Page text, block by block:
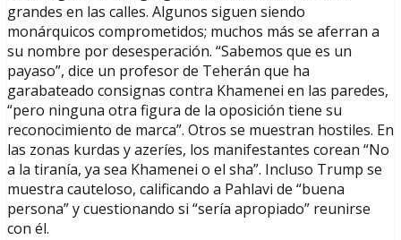
grandes en las calles. Algunos siguen siendo
monárquicos comprometidos; muchos más se aferran a
su nombre por desesperación. “Sabemos que es un
payaso”, dice un profesor de Teherán que ha
garabateado consignas contra Khamenei en las paredes,
“pero ninguna otra figura de la oposición tiene su
reconocimiento de marca”. Otros se muestran hostiles. En
las zonas kurdas y azeríes, los manifestantes corean “No
a la tiranía, ya sea Khamenei o el sha”. Incluso Trump se
muestra cauteloso, calificando a Pahlavi de “buena
persona” y cuestionando si “sería apropiado” reunirse
con él.